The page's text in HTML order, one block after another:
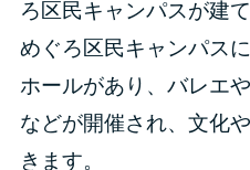
ろ区民キャンパスが建
めぐろ区民キャンパス
ホールがあり、バレエ
などが開催され、文化
きます。